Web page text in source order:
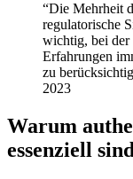
“Die Mehrheit
regulatorische
wichtig, bei der
Erfahrungen
zu
2023
Warum
essenziell